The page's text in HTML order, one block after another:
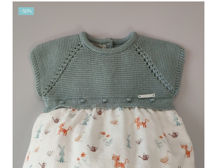
-50%